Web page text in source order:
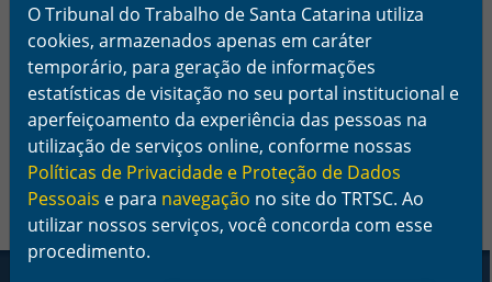
DEFINITIVAMENTE ATÉ 14/02/2019 PARA FINS
DE CONVERSÃO DE RENDA À UNIÃO -
TRABALHISTA DE SÃO JOSÉ- SC (CONTAS CEF) -
Disponibilizado no DEJT em 9-5-2023.
Rodapé da Página
O Tribunal do Trabalho de Santa Catarina utiliza
cookies, armazenados apenas em caráter
temporário, para geração de informações
estatísticas de visitação no seu portal institucional e
aperfeiçoamento da experiência das pessoas na
utilização de serviços online, conforme nossas
Políticas de Privacidade e Proteção de Dados
Pessoais e para navegação no site do TRTSC. Ao
utilizar nossos serviços, você concorda com esse
procedimento.